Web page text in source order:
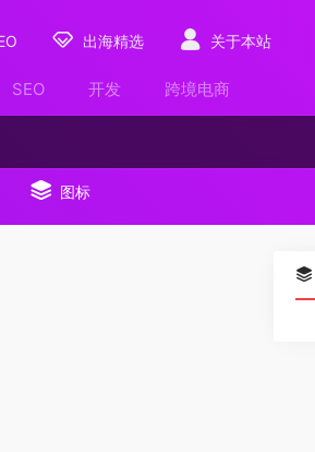
出海精选 关于本站
SEO 开发 跨境电商
图标